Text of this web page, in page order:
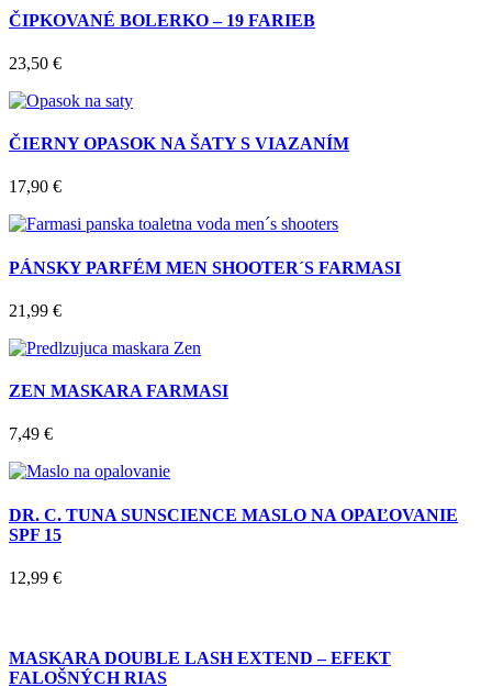
ČIPKOVANÉ BOLERKO – 19 FARIEB
23,50 €
ČIERNY OPASOK NA ŠATY S VIAZANÍM
17,90 €
PÁNSKY PARFÉM MEN SHOOTER´S FARMASI
21,99 €
ZEN MASKARA FARMASI
7,49 €
DR. C. TUNA SUNSCIENCE MASLO NA OPAĽOVANIE
SPF 15
12,99 €
MASKARA DOUBLE LASH EXTEND – EFEKT
FALOŠNÝCH RIAS